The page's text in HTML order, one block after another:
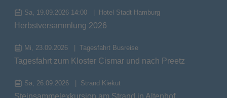
Sa, 19.09.2026 14:00 Hotel Stadt Hamburg
Herbstversammlung 2026
Mi, 23.09.2026 Tagesfahrt Busreise
Tagesfahrt zum Kloster Cismar und nach Preetz
Sa, 26.09.2026 Strand Kiekut